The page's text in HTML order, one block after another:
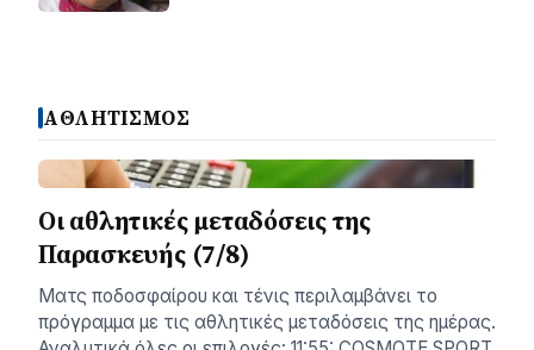
ΑΘΛΗΤΙΣΜΟΣ
Οι αθλητικές μεταδόσεις της
Παρασκευής (7/8)
Ματς ποδοσφαίρου και τένις περιλαμβάνει το
πρόγραμμα με τις αθλητικές μεταδόσεις της ημέρας.